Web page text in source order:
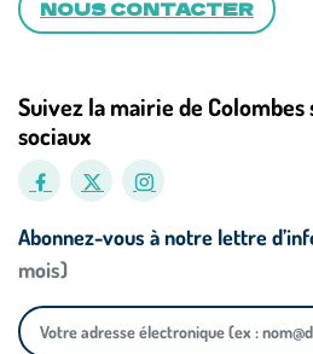
NOUS CONTACTER
Suivez la mairie de Colombes
sociaux
Abonnez-vous à notre lettre
mois)